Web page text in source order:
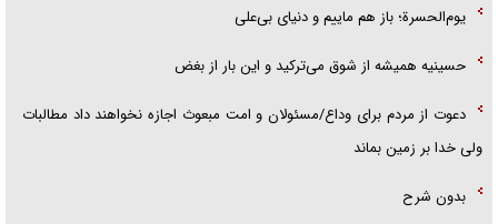
یوم‌الحسرة؛ باز هم ماییم و دنیای بی‌علی
حسینیه همیشه از شوق می‌ترکید و این بار از بغض
دعوت از مردم برای وداع/مسئولان و امت مبعوث اجازه نخواهند داد مطالبات
ولی خدا بر زمین بماند
بدون شرح